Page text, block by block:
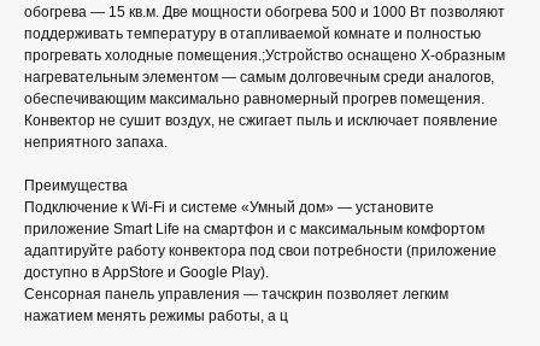
обогрева — 15 кв.м. Две мощности обогрева 500 и 1000 Вт позволяют
поддерживать температуру в отапливаемой комнате и полностью
прогревать холодные помещения.;Устройство оснащено Х-образным
нагревательным элементом — самым долговечным среди аналогов,
обеспечивающим максимально равномерный прогрев помещения.
Конвектор не сушит воздух, не сжигает пыль и исключает появление
неприятного запаха.
Преимущества
Подключение к Wi-Fi и системе «Умный дом» — установите
приложение Smart Life на смартфон и с максимальным комфортом
адаптируйте работу конвектора под свои потребности (приложение
доступно в AppStore и Google Play).
Сенсорная панель управления — тачскрин позволяет легким
нажатием менять режимы работы, а ц